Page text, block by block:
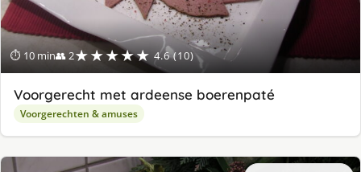
⏱ 10 min👥 2★★★★★ 4.6 (10)
Voorgerecht met ardeense boerenpaté
Voorgerechten & amuses